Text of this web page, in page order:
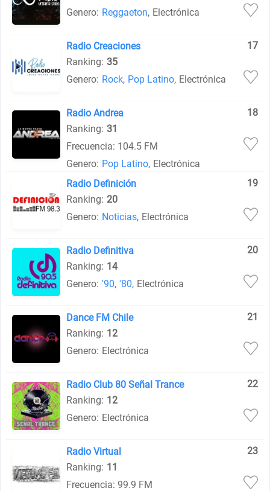
Genero: Reggaeton, Electrónica
Radio Creaciones
17
Ranking: 35
Genero: Rock, Pop Latino, Electrónica
Radio Andrea
18
Ranking: 31
Frecuencia: 104.5 FM
Genero: Pop Latino, Electrónica
Radio Definición
19
Ranking: 20
Genero: Noticias, Electrónica
Radio Definitiva
20
Ranking: 14
Genero: '90, '80, Electrónica
Dance FM Chile
21
Ranking: 12
Genero: Electrónica
Radio Club 80 Señal Trance
22
Ranking: 12
Genero: Electrónica
Radio Virtual
23
Ranking: 11
Frecuencia: 99.9 FM